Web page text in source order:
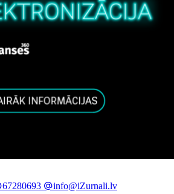
67280693
info@iZurnali.lv